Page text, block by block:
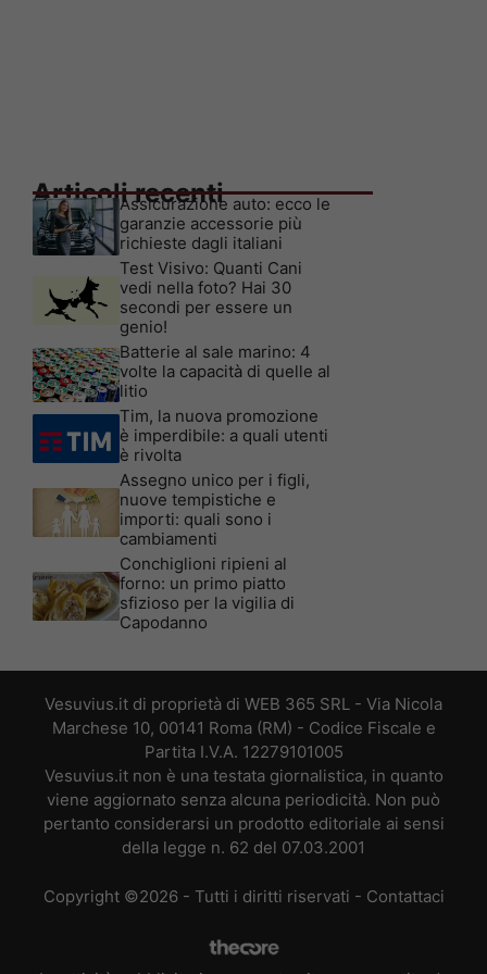
Articoli recenti
Assicurazione auto: ecco le
garanzie accessorie più
richieste dagli italiani
Test Visivo: Quanti Cani
vedi nella foto? Hai 30
secondi per essere un
genio!
Batterie al sale marino: 4
volte la capacità di quelle al
litio
Tim, la nuova promozione
è imperdibile: a quali utenti
è rivolta
Assegno unico per i figli,
nuove tempistiche e
importi: quali sono i
cambiamenti
Conchiglioni ripieni al
forno: un primo piatto
sfizioso per la vigilia di
Capodanno
Vesuvius.it di proprietà di WEB 365 SRL - Via Nicola
Marchese 10, 00141 Roma (RM) - Codice Fiscale e
Partita I.V.A. 12279101005
Vesuvius.it non è una testata giornalistica, in quanto
viene aggiornato senza alcuna periodicità. Non può
pertanto considerarsi un prodotto editoriale ai sensi
della legge n. 62 del 07.03.2001
Copyright ©2026 - Tutti i diritti riservati - Contattaci